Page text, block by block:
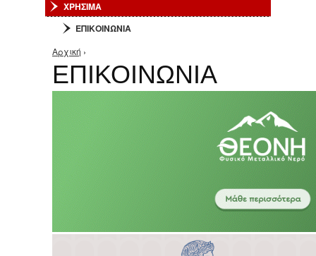
ΧΡΗΣΙΜΑ
ΕΠΙΚΟΙΝΩΝΙΑ
Είστε εδώ
Αρχική ›
ΕΠΙΚΟΙΝΩΝΙΑ